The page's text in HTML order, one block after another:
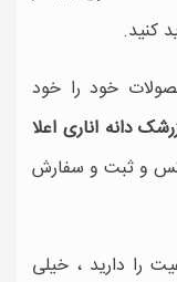
کنید.
خود را خود
دانه اناری اعلا
و ثبت و سفارش
را دارید ، خیلی